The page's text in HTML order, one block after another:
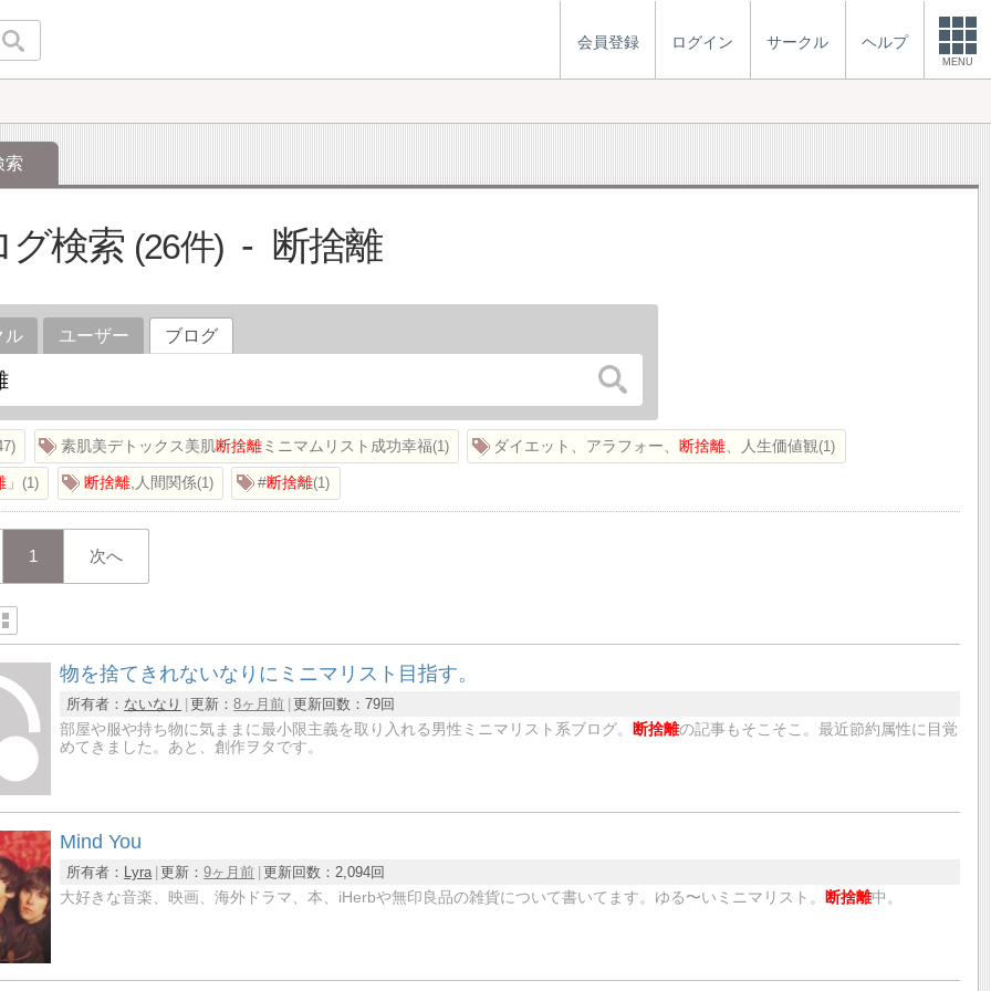
会員登録 ログイン サークル ヘルプ
MENU
索
グ検索 26 断捨離
ル ユーザー ブログ
素肌美デトックス美肌断捨離ミニマムリスト成功幸福 1 ダイエット、アラフォー、 断捨離 、人生価値観 1
」 1 断捨離,人間関係 1 #断捨離 1
1 次へ
物を捨てきれないなりにミニマリスト目指す。
所有者： ないなり 更新：8ヶ月前 更新回数：79回
部屋や服や持ち物に気ままに最小限主義を取り入れる男性ミニマリスト系ブログ。
断捨離の記事もそこそこ。最近節約属性に目覚
めてきました。あと、創作ヲタです。
Mind You
所有者： Lyra 更新：9ヶ月前 更新回数： 2,094回
大好きな音楽、映画、海外ドラマ、本、iHerbや無印良品の雑貨について書いてます。ゆる〜いミニマリスト。
断捨離中。